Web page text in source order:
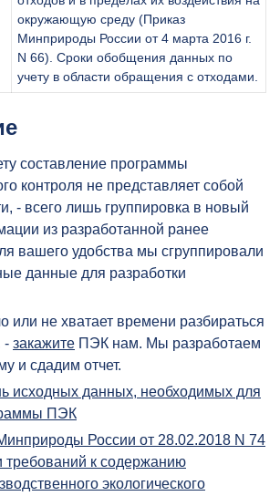
окружающую среду (Приказ
Минприроды России от 4 марта 2016 г.
N 66). Сроки обобщения данных по
учету в области обращения с отходами.
составление программы
контроля не представляет собой
- всего лишь группировка в новый
из разработанной ранее
вашего удобства мы сгруппировали
данные для разработки
или не хватает времени разбираться
- закажите ПЭК нам. Мы разработаем
и сдадим отчет.
исходных данных, необходимых для
ПЭК
России от 28.02.2018 N 74
требований к содержанию
экологического